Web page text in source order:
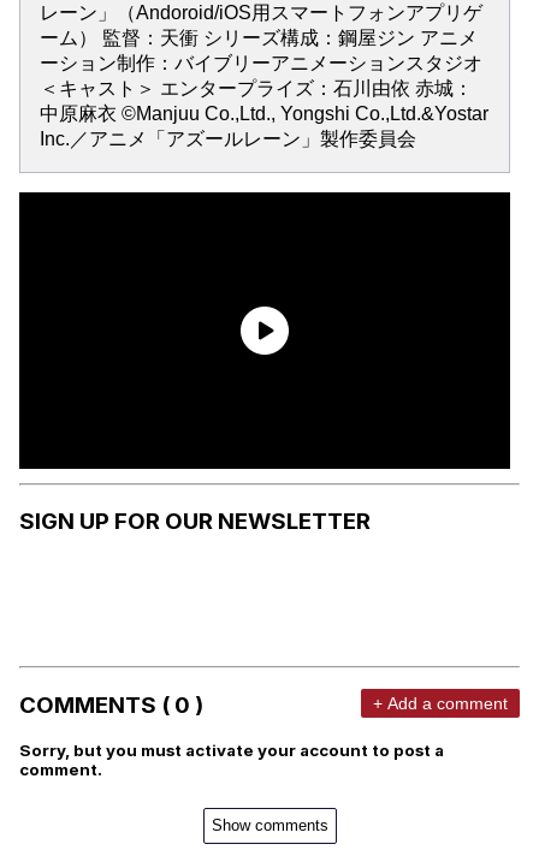
レーン」（Andoroid/iOS用スマートフォンアプリゲ
ーム） 監督：天衝 シリーズ構成：鋼屋ジン アニメ
ーション制作：バイブリーアニメーションスタジオ
＜キャスト＞ エンタープライズ：石川由依 赤城：
中原麻衣 ©Manjuu Co.,Ltd., Yongshi Co.,Ltd.&Yostar
Inc.／アニメ「アズールレーン」製作委員会
SIGN UP FOR OUR NEWSLETTER
COMMENTS ( 0 ) + Add a comment
Sorry, but you must activate your account to post a
comment.
Show comments